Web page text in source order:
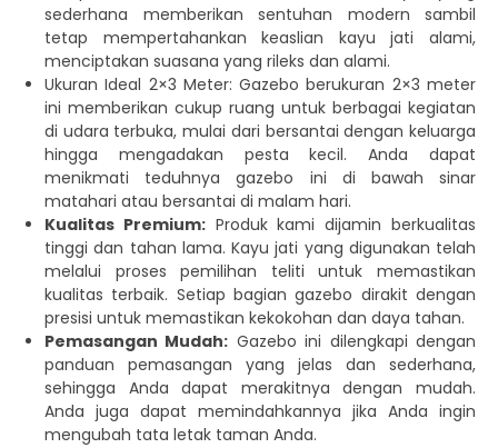
sederhana memberikan sentuhan modern sambil
tetap mempertahankan keaslian kayu jati alami,
menciptakan suasana yang rileks dan alami.
Ukuran Ideal 2×3 Meter: Gazebo berukuran 2×3 meter
ini memberikan cukup ruang untuk berbagai kegiatan
di udara terbuka, mulai dari bersantai dengan keluarga
hingga mengadakan pesta kecil. Anda dapat
menikmati teduhnya gazebo ini di bawah sinar
matahari atau bersantai di malam hari.
Kualitas Premium:Produk kami dijamin berkualitas
tinggi dan tahan lama. Kayu jati yang digunakan telah
melalui proses pemilihan teliti untuk memastikan
kualitas terbaik. Setiap bagian gazebo dirakit dengan
presisi untuk memastikan kekokohan dan daya tahan.
Pemasangan Mudah: Gazebo ini dilengkapi dengan
panduan pemasangan yang jelas dan sederhana,
sehingga Anda dapat merakitnya dengan mudah.
Anda juga dapat memindahkannya jika Anda ingin
mengubah tata letak taman Anda.